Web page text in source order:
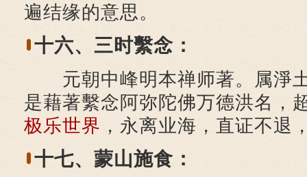
遍结缘的意思。
十六、三时繫念：
元朝中峰明本禅师著。属淨
是藉著繫念阿弥陀佛万德洪名，
极乐世界 ，永离业海，直证不退
十七、蒙山施食：